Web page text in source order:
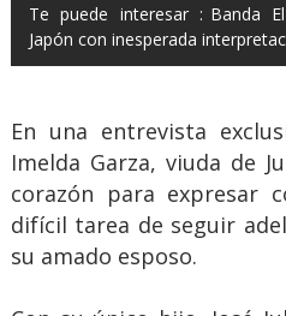
Te puede interesar : Banda
Japón con inesperada
En una entrevista
Imelda Garza, viuda de
corazón para expresar
difícil tarea de seguir
su amado esposo.